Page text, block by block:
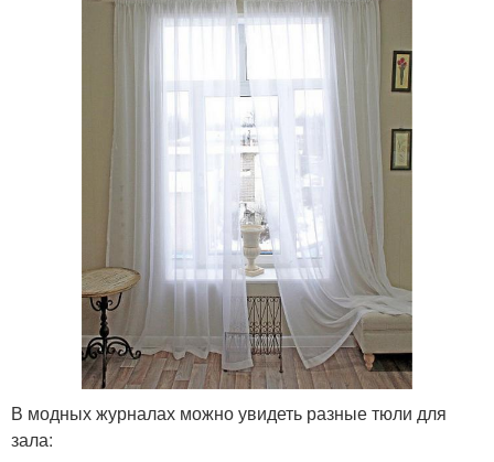
В модных журналах можно увидеть разные тюли для
зала: